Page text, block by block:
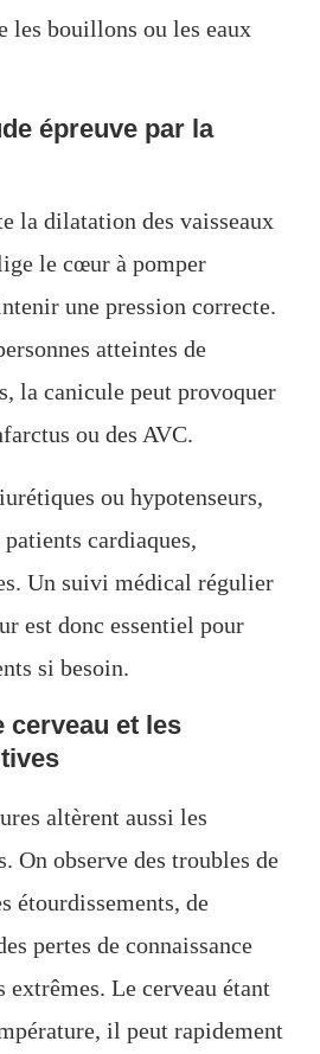
les bouillons ou les eaux
épreuve par la
la dilatation des vaisseaux
le cœur à pomper
une pression correcte.
atteintes de
la canicule peut provoquer
ou des AVC.
ou hypotenseurs,
cardiaques,
Un suivi médical régulier
est donc essentiel pour
si besoin.
cerveau et les
altèrent aussi les
On observe des troubles de
étourdissements, de
pertes de connaissance
extrêmes. Le cerveau étant
il peut rapidement